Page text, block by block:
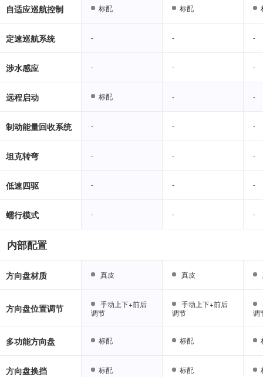
自适应巡航控制 标配 标配
定速巡航系统 - - -
涉水感应 - - -
远程启动 标配 - -
制动能量回收系统 - - -
坦克转弯 - - -
低速四驱 - - -
蠕行模式 - - -
内部配置
方向盘材质 真皮 真皮
方向盘位置调节
手动上下+前后
调节
手动上下+前后
调节
调
多功能方向盘 标配 标配
方向盘换挡 标配 标配
标配 标配
- - -
- - -
标配 - -
- - -
- - -
- - -
- - -
真皮 真皮
手动上下+前后
调节
手动上下+前后
调节
调
标配 标配
标配 标配